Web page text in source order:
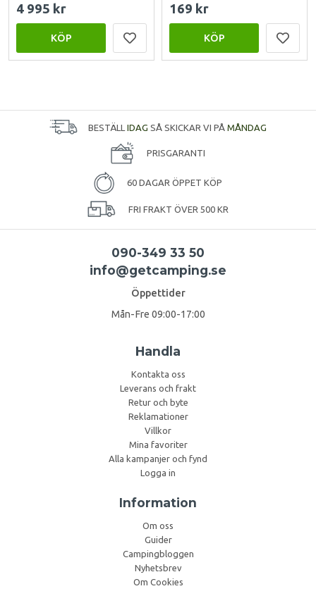
4 995 kr
KÖP
169 kr
KÖP
BESTÄLL IDAG SÅ SKICKAR VI PÅ MÅNDAG
PRISGARANTI
60 DAGAR ÖPPET KÖP
FRI FRAKT ÖVER 500 KR
090-349 33 50
info@getcamping.se
Öppettider
Mån-Fre 09:00-17:00
Handla
Kontakta oss
Leverans och frakt
Retur och byte
Reklamationer
Villkor
Mina favoriter
Alla kampanjer och fynd
Logga in
Information
Om oss
Guider
Campingbloggen
Nyhetsbrev
Om Cookies